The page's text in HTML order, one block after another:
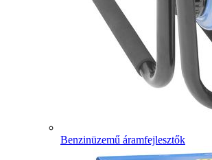
Benzinüzemű áramfejlesztők